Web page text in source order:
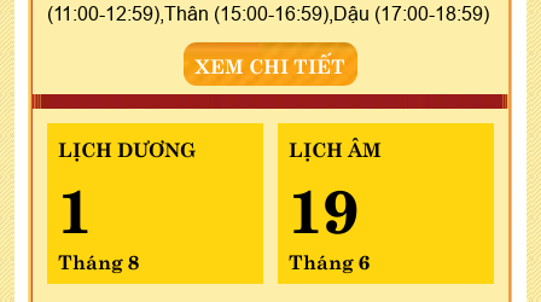
(11:00-12:59),Thân (15:00-16:59),Dậu (17:00-18:59)
XEM CHI TIẾT
LỊCH DƯƠNG
1
Tháng 8
LỊCH ÂM
19
Tháng 6